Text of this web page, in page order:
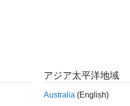
アジア太平洋地域
Australia (English)